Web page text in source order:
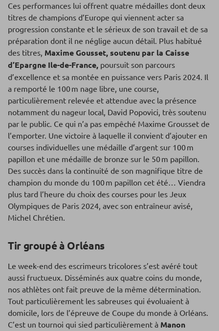
Ces performances lui offrent quatre médailles dont deux
titres de champions d’Europe qui viennent acter sa
progression constante et le sérieux de son travail et de sa
préparation dont il ne néglige aucun détail. Plus habitué
des titres, Maxime Gousset, soutenu par la Caisse
d’Epargne Ile-de-France, poursuit son parcours
d’excellence et sa montée en puissance vers Paris 2024. Il
a remporté le 100 m nage libre, une course,
particulièrement relevée et attendue avec la présence
notamment du nageur local, David Popovici, très soutenu
par le public. Ce qui n’a pas empêché Maxime Grousset de
l’emporter. Une victoire à laquelle il convient d’ajouter en
courses individuelles une médaille d’argent sur 100 m
papillon et une médaille de bronze sur le 50 m papillon.
Des succès dans la continuité de son magnifique titre de
champion du monde du 100 m papillon cet été… Viendra
plus tard l’heure du choix des courses pour les Jeux
Olympiques de Paris 2024, avec son entraîneur avisé,
Michel Chrétien.
Tir groupé à Orléans
Le week-end des escrimeurs tricolores s’est avéré tout
aussi fructueux. Disséminés aux quatre coins du monde,
nos athlètes ont fait preuve de la même détermination.
Tout particulièrement les sabreuses qui évoluaient à
domicile, lors de l’épreuve de Coupe du monde à Orléans.
C’est un tournoi qui sied particulièrement à Manon